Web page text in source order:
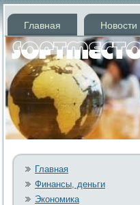
Главная Новости
Главная
Финансы, деньги
Экономика